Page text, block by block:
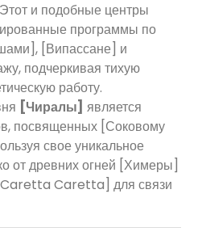
и подобные центры
программы по
[Випассане] и
подчеркивая тихую
работу.
[Чиралы] является
посвященных [Соковому
свое уникальное
от древних огней [Химеры]
Caretta] для связи